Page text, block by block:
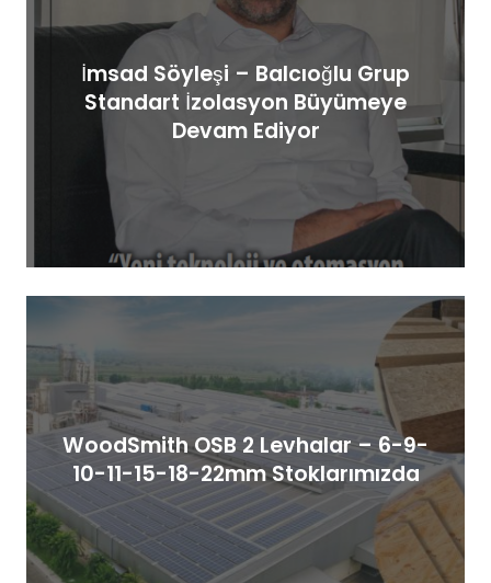
İmsad Söyleşi – Balcıoğlu Grup
Standart İzolasyon Büyümeye
Devam Ediyor
WoodSmith OSB 2 Levhalar – 6-9-
10-11-15-18-22mm Stoklarımızda